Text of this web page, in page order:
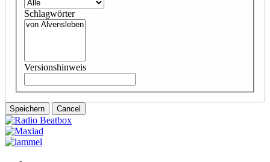
Schlagwörter
Versionshinweis
Speichern Cancel